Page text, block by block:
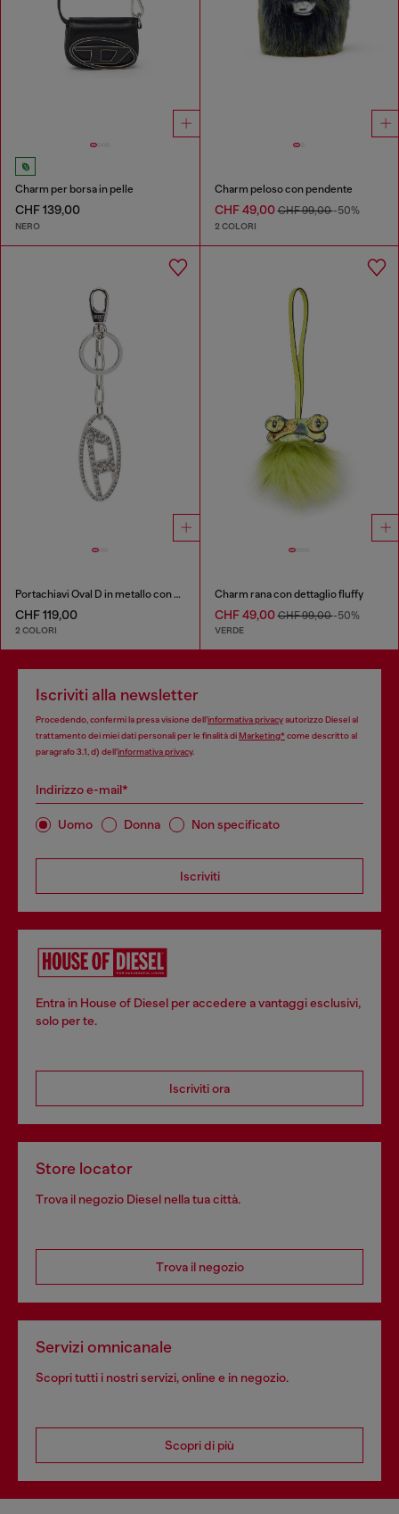
Charm per borsa in pelle
CHF 139,00
NERO
Charm peloso con pendente
CHF 49,00CHF 99,00-50%
2 COLORI
Portachiavi Oval D in metallo con cristalli
CHF 119,00
2 COLORI
Charm rana con dettaglio fluffy
CHF 49,00CHF 99,00-50%
VERDE
Iscriviti alla newsletter
Procedendo, confermi la presa visione dell’informativa privacyautorizzo Diesel al
trattamento dei miei dati personali per le finalità diMarketing*come descritto al
paragrafo 3.1, d) dell’informativa privacy.
Indirizzo e-mail*
Uomo Donna Non specificato
Iscriviti
Entra in House of Diesel per accedere a vantaggi esclusivi,
solo per te.
Iscriviti ora
Store locator
Trova il negozio Diesel nella tua città.
Trova il negozio
Servizi omnicanale
Scopri tutti i nostri servizi, online e in negozio.
Scopri di più